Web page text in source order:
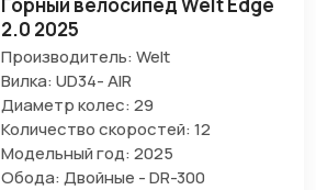
2.0 2025
Производитель: Welt
Вилка: UD34- AIR
Диаметр колес: 29
Количество скоростей: 12
Модельный год: 2025
Обода: Двойные - DR-300